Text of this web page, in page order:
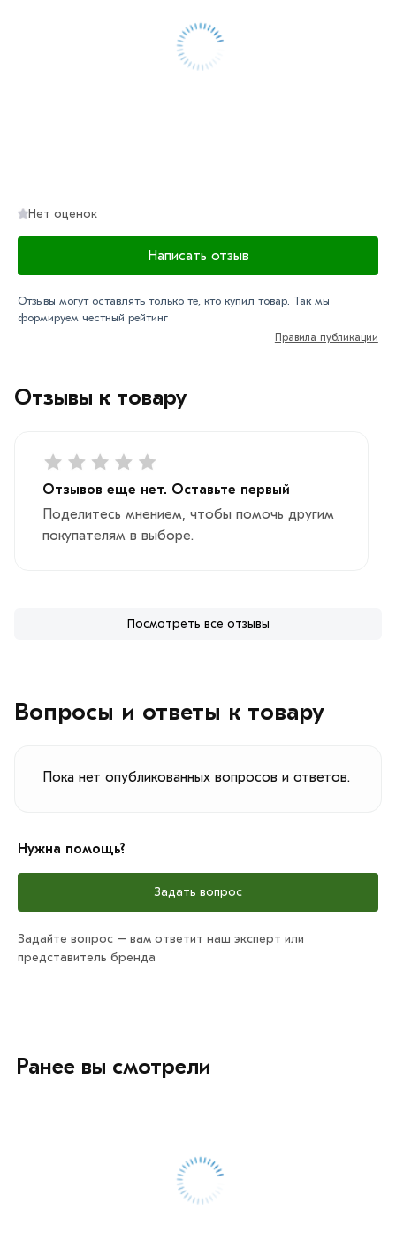
Условия доставки и цены на товар Электроды ESAB OK
46.00Р 4 мм из категорииЭлектроды
магазине МЕТАЛЛ-РС действительны в Москве и
купленного товарa в течение 7 дней (наличие чека
обязательно).
Отзывы к товару
Отзывов еще нет. Оставьте первый
Поделитесь мнением, чтобы помочь другим
покупателям в выборе.
Посмотреть все отзывы
Нет оценок
Написать отзыв
Отзывы могут оставлять только те, кто купил товар. Так мы
формируем честный рейтинг
Правила публикации
Вопросы и ответы к товару
Пока нет опубликованных вопросов и ответов.
Нужна помощь?
Задать вопрос
Задайте вопрос – вам ответит наш эксперт или
представитель бренда
Ранее вы смотрели